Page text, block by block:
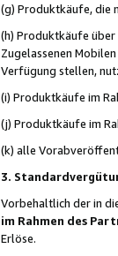
(g) Produktkäufe, die
(h) Produktkäufe über
Zugelassenen
Verfügung stellen,
(i) Produktkäufe im
(j) Produktkäufe im
(k) alle
3.
Vorbehaltlich der in
im Rahmen des
Erlöse.